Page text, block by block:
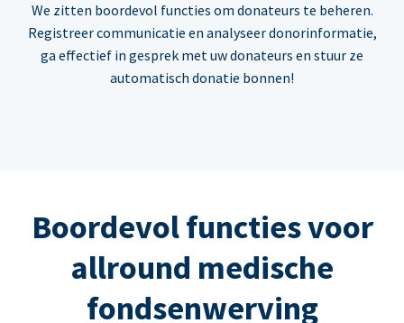
We zitten boordevol functies om donateurs te beheren.
Registreer communicatie en analyseer donorinformatie,
ga effectief in gesprek met uw donateurs en stuur ze
automatisch donatie bonnen!
Boordevol functies voor
allround medische
fondsenwerving